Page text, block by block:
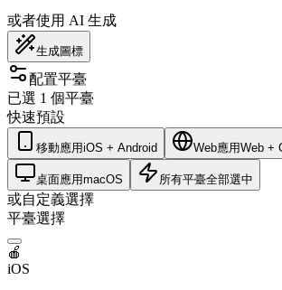
或者使用 AI 生成
生成圖標
配置平臺
已選 1 個平臺
快速預設
移動應用iOS + Android Web應用Web +
桌面應用macOS 所有平臺全部選中
或自定義選擇
平臺選擇
🍎
iOS